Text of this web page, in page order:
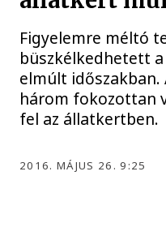
Figyelemre méltó
büszkélkedhetett
elmúlt időszakban.
három fokozottan
fel az állatkertben.
2016. MÁJUS 26. 9:25